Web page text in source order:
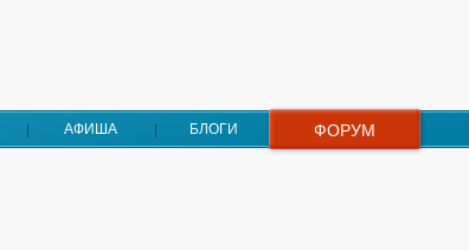
АФИША БЛОГИ ФОРУМ